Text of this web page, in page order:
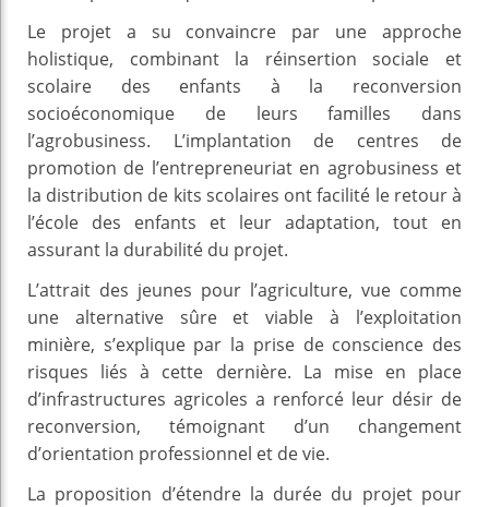
Le projet a su convaincre par une approche
holistique, combinant la réinsertion sociale et
scolaire des enfants à la reconversion
socioéconomique de leurs familles dans
l’agrobusiness. L’implantation de centres de
promotion de l’entrepreneuriat en agrobusiness et
la distribution de kits scolaires ont facilité le retour à
l’école des enfants et leur adaptation, tout en
assurant la durabilité du projet.
L’attrait des jeunes pour l’agriculture, vue comme
une alternative sûre et viable à l’exploitation
minière, s’explique par la prise de conscience des
risques liés à cette dernière. La mise en place
d’infrastructures agricoles a renforcé leur désir de
reconversion, témoignant d’un changement
d’orientation professionnel et de vie.
La proposition d’étendre la durée du projet pour